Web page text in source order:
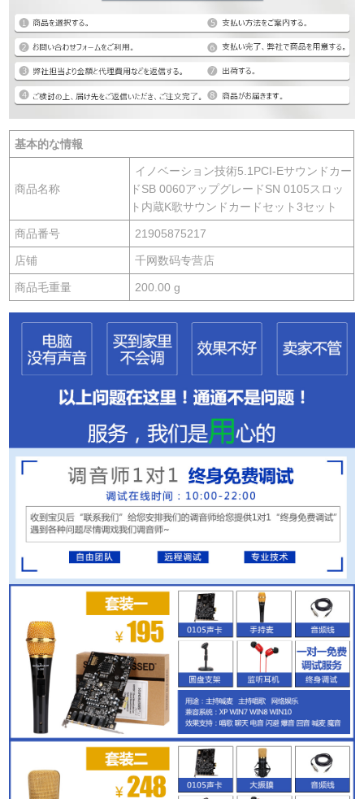
基本的な情報
商品名称
イノベーション技術5.1PCI-Eサウンドカー
ドSB 0060アップグレードSN 0105スロッ
ト内蔵K歌サウンドカードセット3セット
商品番号 21905875217
店铺 千网数码专营店
商品毛重量 200.00 g